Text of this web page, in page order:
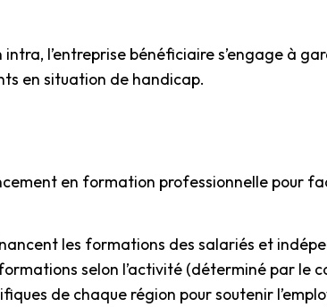
l’entreprise bénéficiaire s’engage à
en situation de handicap.
en formation professionnelle pour
les formations des salariés et
selon l’activité (déterminé par le
de chaque région pour soutenir